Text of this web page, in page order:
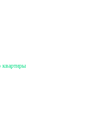
квартиры